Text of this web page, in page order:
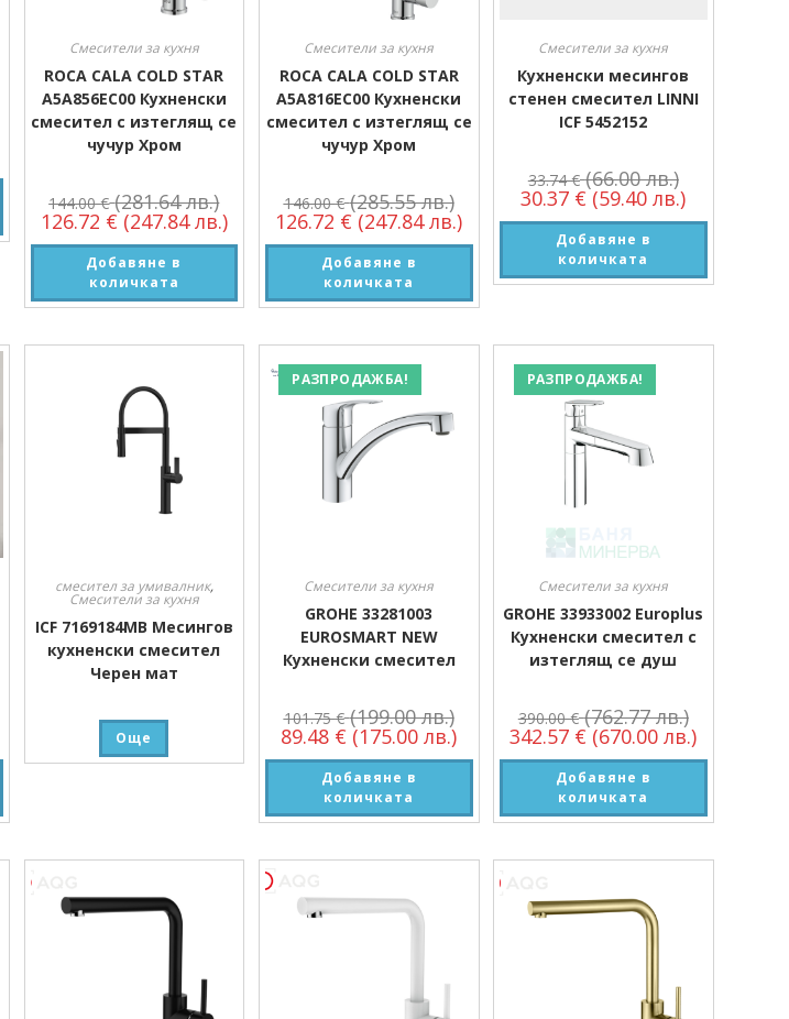
Смесители за кухня
ROCA CALA COLD STAR
A5A856EC00 Кухненски
смесител с изтеглящ се
чучур Хром
144.00€ (281.64 лв.)
126.72 € (247.84 лв.)
Добавяне в
количката
Смесители за кухня
ROCA CALA COLD STAR
A5A816EC00 Кухненски
смесител с изтеглящ се
чучур Хром
146.00€ (285.55 лв.)
126.72 € (247.84 лв.)
Добавяне в
количката
Смесители за кухня
Кухненски месингов
стенен смесител LINNI
ICF 5452152
33.74€ (66.00 лв.)
30.37 € (59.40 лв.)
Добавяне в
количката
смесител за умивалник,
Смесители за кухня
ICF 7169184MB Месингов
кухненски смесител
Черен мат
Още
РАЗПРОДАЖБА!
Смесители за кухня
GROHE 33281003
EUROSMART NEW
Кухненски смесител
101.75€ (199.00 лв.)
89.48 € (175.00 лв.)
Добавяне в
количката
РАЗПРОДАЖБА!
Смесители за кухня
GROHE 33933002 Europlus
Кухненски смесител с
изтеглящ се душ
390.00€ (762.77 лв.)
342.57 € (670.00 лв.)
Добавяне в
количката